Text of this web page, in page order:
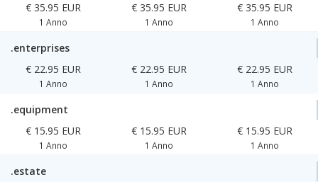
€ 35.95 EUR
1 Anno
€ 35.95 EUR
1 Anno
€ 35.95 EUR
1 Anno
.enterprises
€ 22.95 EUR
1 Anno
€ 22.95 EUR
1 Anno
€ 22.95 EUR
1 Anno
.equipment
€ 15.95 EUR
1 Anno
€ 15.95 EUR
1 Anno
€ 15.95 EUR
1 Anno
.estate